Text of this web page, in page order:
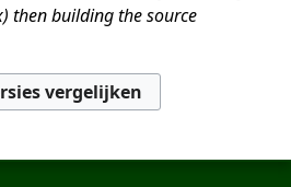
then building the source